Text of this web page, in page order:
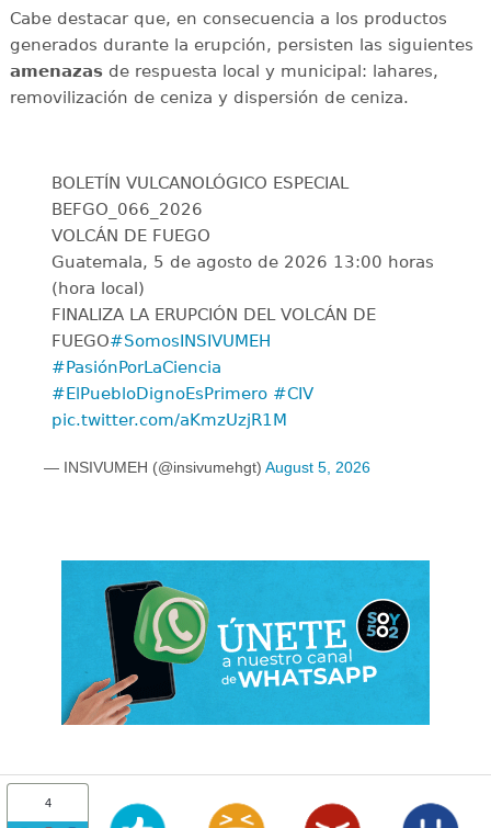
Cabe destacar que, en consecuencia a los productos
generados durante la erupción, persisten las siguientes
amenazasde respuesta local y municipal: lahares,
removilización de ceniza y dispersión de ceniza.
BOLETÍN VULCANOLÓGICO ESPECIAL
BEFGO_066_2026
VOLCÁN DE FUEGO
Guatemala, 5 de agosto de 2026 13:00 horas
(hora local)
FINALIZA LA ERUPCIÓN DEL VOLCÁN DE
FUEGO#SomosINSIVUMEH
#PasiónPorLaCiencia
#ElPuebloDignoEsPrimero #CIV
pic.twitter.com/aKmzUzjR1M
— INSIVUMEH (@insivumehgt) August 5, 2026
4